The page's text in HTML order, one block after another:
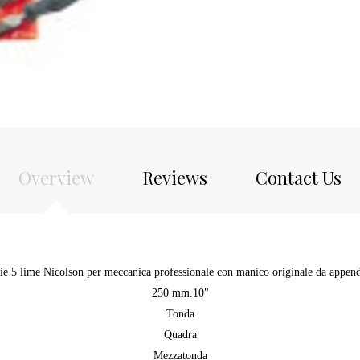
Overview Reviews Contact Us
5 lime Nicolson per meccanica professionale con manico originale da
250 mm.10"
Tonda
Quadra
Mezzatonda